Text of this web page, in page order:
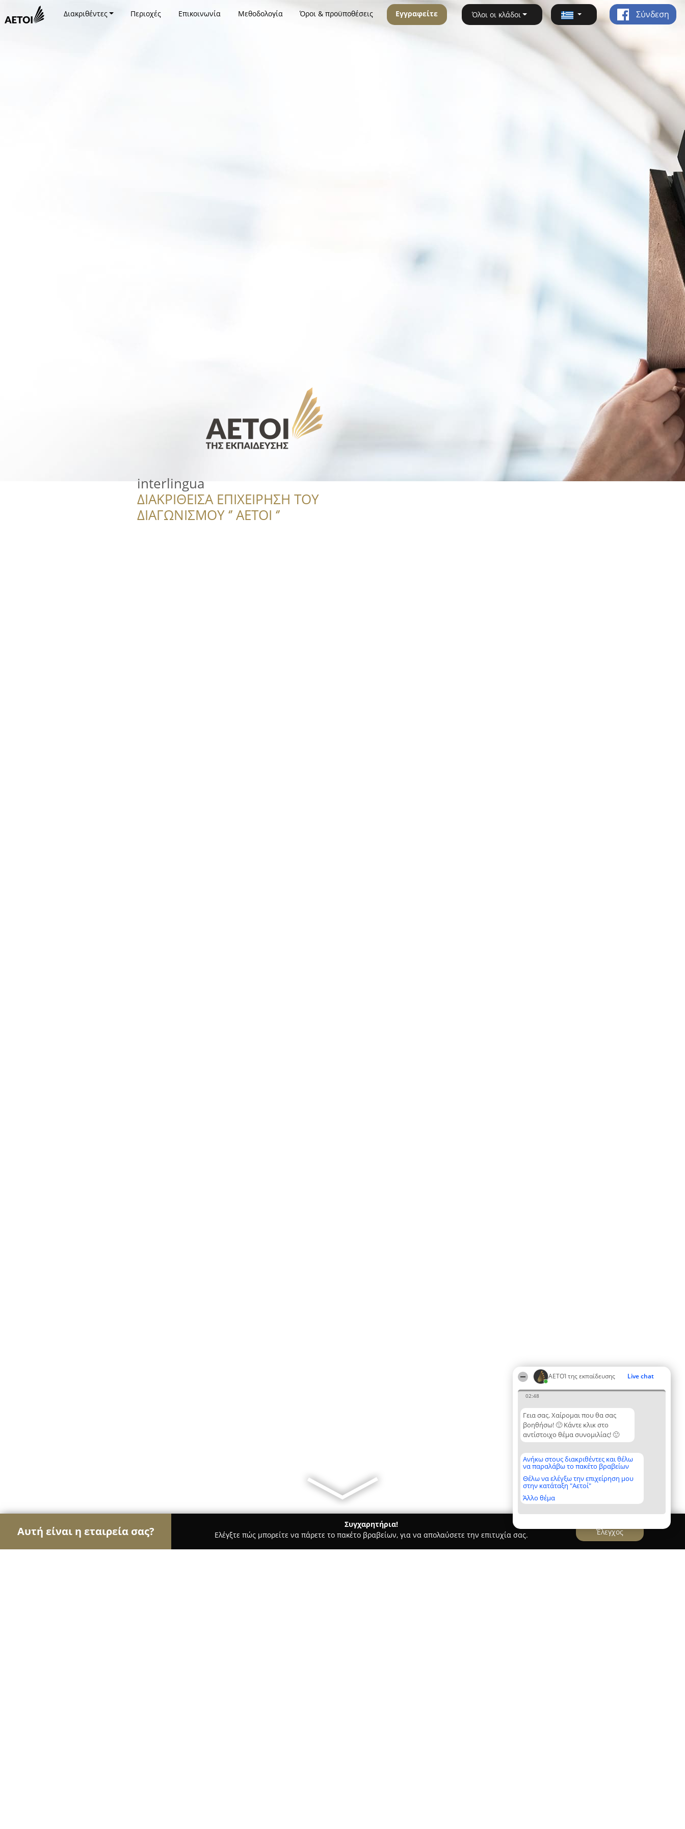
ΑΕΤΟΊ της εκπαίδευσης Live chat
02:48
Γεια σας. Χαίρομαι που θα σας
βοηθήσω! 🙂 Κάντε κλικ στο
αντίστοιχο θέμα συνομιλίας! 🙂
Ανήκω στους διακριθέντες και θέλω
να παραλάβω το πακέτο βραβείων
Θέλω να ελέγξω την επιχείρηση μου
στην κατάταξη "Αετοί"
Άλλο θέμα
Διακριθέντες Περιοχές Επικοινωνία Μεθοδολογία Όροι & προϋποθέσεις Εγγραφείτε Όλοι οι κλάδοι Σύνδεση
interlingua
ΔΙΑΚΡΙΘΕΙΣΑ ΕΠΙΧΕΙΡΗΣΗ ΤΟΥ
ΔΙΑΓΩΝΙΣΜΟΥ ‘’ ΑΕΤΟΙ ‘’
Αυτή είναι η εταιρεία σας?
Συγχαρητήρια!
Ελέγξτε πώς μπορείτε να πάρετε το πακέτο βραβείων, για να απολαύσετε την επιτυχία σας.
Έλεγχος